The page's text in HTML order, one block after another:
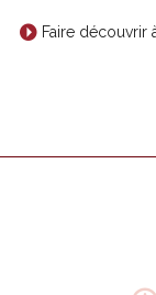
Faire découvrir